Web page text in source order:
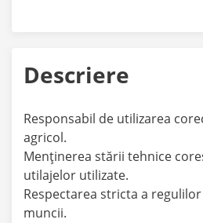
Descriere
Responsabil de utilizarea
agricol.
Menţinerea stării tehnice
utilajelor utilizate.
Respectarea stricta a
muncii.